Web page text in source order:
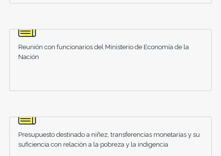
Reunión con funcionarios del Ministerio de Economía de la
Nación
Presupuesto destinado a niñez, transferencias monetarias y su
suficiencia con relación a la pobreza y la indigencia